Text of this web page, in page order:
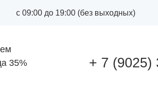
с 09:00 до 19:00 (без выходных)
35%
+ 7 (9025)